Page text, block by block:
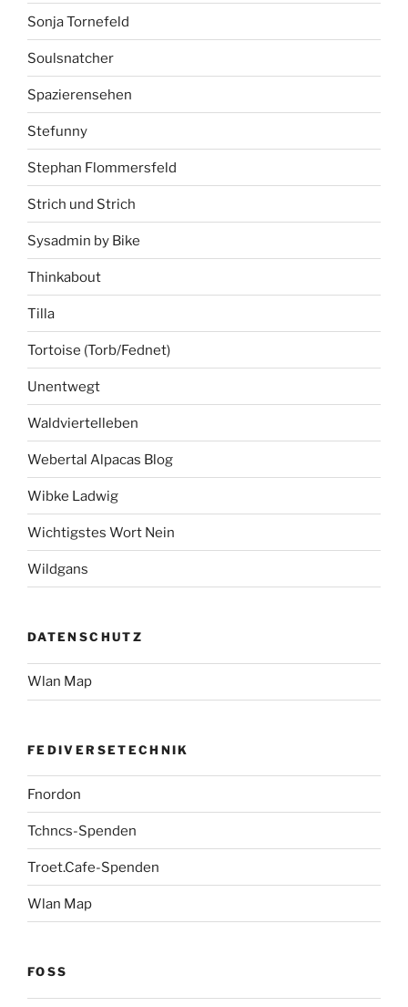
Sonja Tornefeld
Soulsnatcher
Spazierensehen
Stefunny
Stephan Flommersfeld
Strich und Strich
Sysadmin by Bike
Thinkabout
Tilla
Tortoise (Torb/Fednet)
Unentwegt
Waldviertelleben
Webertal Alpacas Blog
Wibke Ladwig
Wichtigstes Wort Nein
Wildgans
DATENSCHUTZ
Wlan Map
FEDIVERSETECHNIK
Fnordon
Tchncs-Spenden
Troet.Cafe-Spenden
Wlan Map
FOSS